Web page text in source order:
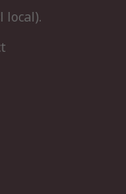
local).